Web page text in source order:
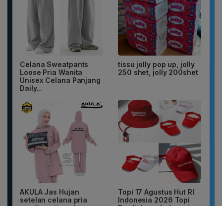
Celana Sweatpants
Loose Pria Wanita
Unisex Celana Panjang
Daily...
tissu jolly pop up, jolly
250 shet, jolly 200shet
AKULA Jas Hujan
setelan celana pria
Topi 17 Agustus Hut RI
Indonesia 2026 Topi